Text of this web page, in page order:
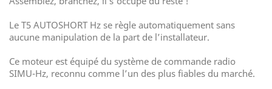
Le T5 AUTOSHORT Hz se règle automatiquement sans
aucune manipulation de la part de l’installateur.
Ce moteur est équipé du système de commande radio
SIMU-Hz, reconnu comme l’un des plus fiables du marché.